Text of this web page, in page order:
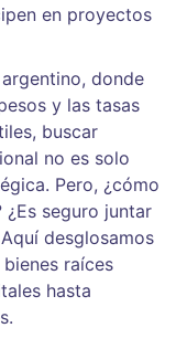
en proyectos
donde
y las tasas
buscar
no es solo
Pero, ¿cómo
seguro juntar
desglosamos
raíces
hasta